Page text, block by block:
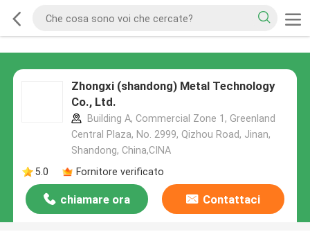
Zhongxi (shandong) Metal Technology
Co., Ltd.
Building A, Commercial Zone 1, Greenland
Central Plaza, No. 2999, Qizhou Road, Jinan,
Shandong, China,CINA
5.0
Fornitore verificato
chiamare ora Contattaci